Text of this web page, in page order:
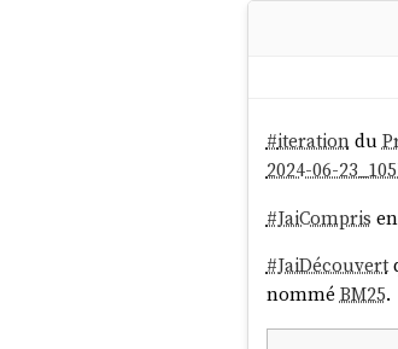
#iterationdu
2024-06-
#JaiCompris
#JaiDécouvert
nomméBM25.